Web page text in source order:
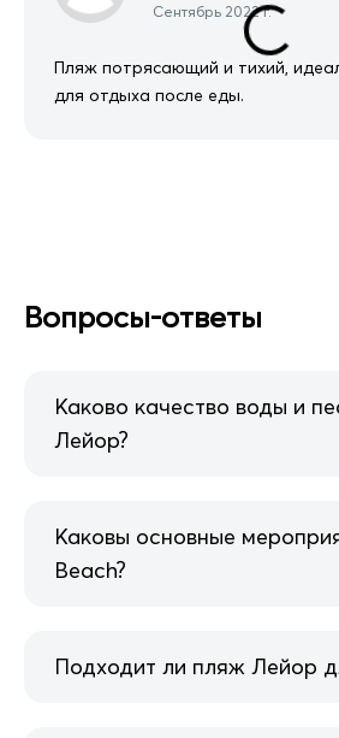
Сентябрь 2022 г.
Пляж потрясающий и тихий,
для отдыха после еды.
Вопросы-ответы
Каково качество воды и
Лейор?
Каковы основные
Beach?
Подходит ли пляж Лейор